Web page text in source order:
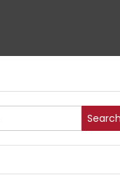
Search
for: